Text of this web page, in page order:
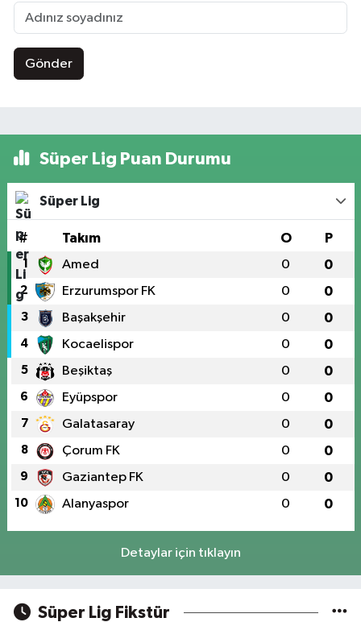
Gönder
Süper Lig Puan Durumu
Süper Lig
# Takım O P
1 Amed 0 0
2 Erzurumspor FK 0 0
3 Başakşehir 0 0
4 Kocaelispor 0 0
5 Beşiktaş 0 0
6 Eyüpspor 0 0
7 Galatasaray 0 0
8 Çorum FK 0 0
9 Gaziantep FK 0 0
10 Alanyaspor 0 0
Detaylar için tıklayın
Süper Lig Fikstür